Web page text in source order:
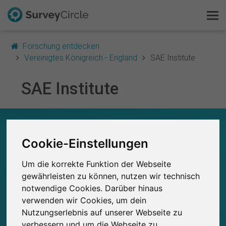
Cookie-Einstellungen
Um die korrekte Funktion der Webseite
gewährleisten zu können, nutzen wir technisch
notwendige Cookies. Darüber hinaus
verwenden wir Cookies, um dein
Nutzungserlebnis auf unserer Webseite zu
Forschung entdecken
Vereinigtes Königreich - England
SAE Institute
SAE Institute
0
Bisher bei SurveyCircle veröffentlichte
Studien
0
Aktuell bei SurveyCircle veröffentlichte
Das ist SurveyCircle
Forschung entdecken
FAQ
Kostenlos registrieren
Anmelden